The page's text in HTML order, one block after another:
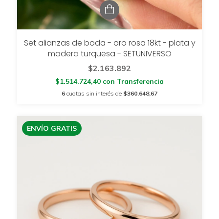
Set alianzas de boda - oro rosa 18kt - plata y
madera turquesa - SETUNIVERSO
$2.163.892
$1.514.724,40 con Transferencia
6 cuotas sin interés de $360.648,67
ENVÍO GRATIS